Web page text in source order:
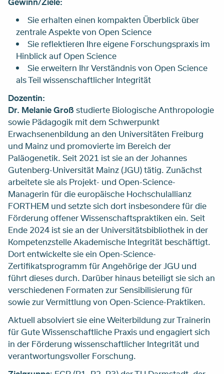
Sie erhalten einen kompakten Überblick über
zentrale Aspekte von Open Science
Sie reflektieren Ihre eigene Forschungspraxis im
Hinblick auf Open Science
Sie erweitern Ihr Verständnis von Open Science
als Teil wissenschaftlicher Integrität
Dozentin:
Dr. Melanie Groß studierte Biologische Anthropologie
sowie Pädagogik mit dem Schwerpunkt
Erwachsenenbildung an den Universitäten Freiburg
und Mainz und promovierte im Bereich der
Paläogenetik. Seit 2021 ist sie an der Johannes
Gutenberg-Universität Mainz (JGU) tätig. Zunächst
arbeitete sie als Projekt- und Open-Science-
Managerin für die europäische Hochschulallianz
FORTHEM und setzte sich dort insbesondere für die
Förderung offener Wissenschaftspraktiken ein. Seit
Ende 2024 ist sie an der Universitätsbibliothek in der
Kompetenzstelle Akademische Integrität beschäftigt.
Dort entwickelte sie ein Open-Science-
Zertifikatsprogramm für Angehörige der JGU und
führt dieses durch. Darüber hinaus beteiligt sie sich an
verschiedenen Formaten zur Sensibilisierung für
sowie zur Vermittlung von Open-Science-Praktiken.
Aktuell absolviert sie eine Weiterbildung zur Trainerin
für Gute Wissenschaftliche Praxis und engagiert sich
in der Förderung wissenschaftlicher Integrität und
verantwortungsvoller Forschung.